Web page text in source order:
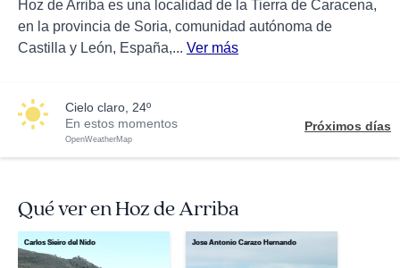
Hoz de Arriba es una localidad de la Tierra de Caracena,
en la provincia de Soria, comunidad autónoma de
Castilla y León, España,... Ver más
cielo claro, 24º
En estos momentos
OpenWeatherMap
Próximos días
Qué ver en Hoz de Arriba
Carlos Sieiro del Nido Jose Antonio Carazo Hernando